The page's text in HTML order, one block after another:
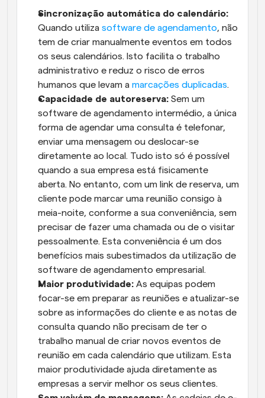
Sincronização automática do calendário:
Quando utiliza software de agendamento, não
tem de criar manualmente eventos em todos
os seus calendários. Isto facilita o trabalho
administrativo e reduz o risco de erros
humanos que levam a marcações duplicadas.
Capacidade de autoreserva: Sem um
software de agendamento intermédio, a única
forma de agendar uma consulta é telefonar,
enviar uma mensagem ou deslocar-se
diretamente ao local. Tudo isto só é possível
quando a sua empresa está fisicamente
aberta. No entanto, com um link de reserva, um
cliente pode marcar uma reunião consigo à
meia-noite, conforme a sua conveniência, sem
precisar de fazer uma chamada ou de o visitar
pessoalmente. Esta conveniência é um dos
benefícios mais subestimados da utilização de
software de agendamento empresarial.
Maior produtividade: As equipas podem
focar-se em preparar as reuniões e atualizar-se
sobre as informações do cliente e as notas de
consulta quando não precisam de ter o
trabalho manual de criar novos eventos de
reunião em cada calendário que utilizam. Esta
maior produtividade ajuda diretamente as
empresas a servir melhor os seus clientes.